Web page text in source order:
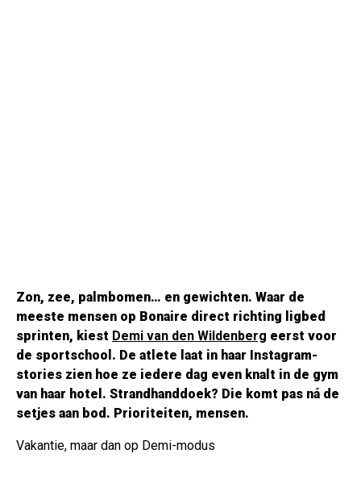
Zon, zee, palmbomen… en gewichten. Waar de
meeste mensen op Bonaire direct richting ligbed
sprinten, kiest Demi van den Wildenberg eerst voor
de sportschool. De atlete laat in haar Instagram-
stories zien hoe ze iedere dag even knalt in de gym
van haar hotel. Strandhanddoek? Die komt pas ná de
setjes aan bod. Prioriteiten, mensen.
Vakantie, maar dan op Demi-modus